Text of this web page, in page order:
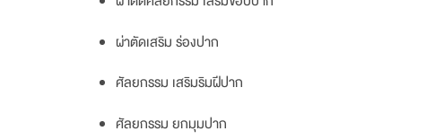
ผ่าตัดเสริม ร่องปาก
ศัลยกรรม เสริมริมฝีปาก
ศัลยกรรม ยกมุมปาก